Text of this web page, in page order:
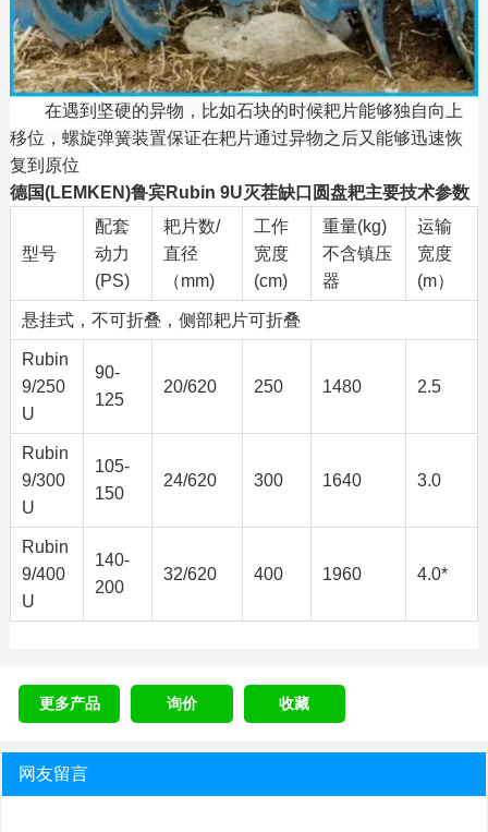
在遇到坚硬的异物，比如石块的时候耙片能够独自向上
移位，螺旋弹簧装置保证在耙片通过异物之后又能够迅速恢
复到原位
德国(LEMKEN)鲁宾Rubin 9U灭茬缺口圆盘耙主要技术参数
型号
配套
动力
(PS)
耙片数/
直径
（mm)
工作
宽度
(cm)
重量(kg)
不含镇压
器
运输
宽度
(m）
悬挂式，不可折叠，侧部耙片可折叠
Rubin
9/250
U
90-
125
20/620 250 1480 2.5
Rubin
9/300
U
105-
150
24/620 300 1640 3.0
Rubin
9/400
U
140-
200
32/620 400 1960 4.0*
更多产品 询价 收藏
网友留言